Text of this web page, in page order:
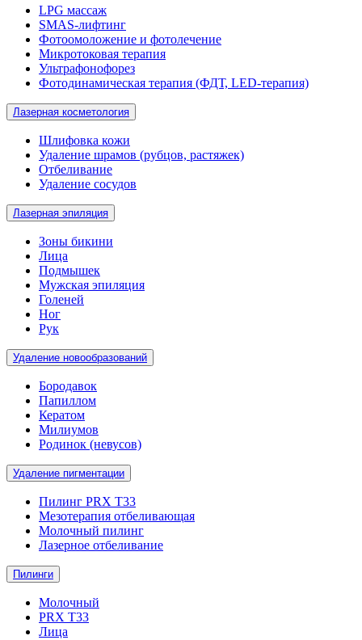
LPG массаж
SMAS-лифтинг
Фотоомоложение и фотолечение
Микротоковая терапия
Ультрафонофорез
Фотодинамическая терапия (ФДТ, LED-терапия)
Лазерная косметология
Шлифовка кожи
Удаление шрамов (рубцов, растяжек)
Отбеливание
Удаление сосудов
Лазерная эпиляция
Зоны бикини
Лица
Подмышек
Мужская эпиляция
Голеней
Ног
Рук
Удаление новообразований
Бородавок
Папиллом
Кератом
Милиумов
Родинок (невусов)
Удаление пигментации
Пилинг PRX T33
Мезотерапия отбеливающая
Молочный пилинг
Лазерное отбеливание
Пилинги
Молочный
PRX T33
Лица